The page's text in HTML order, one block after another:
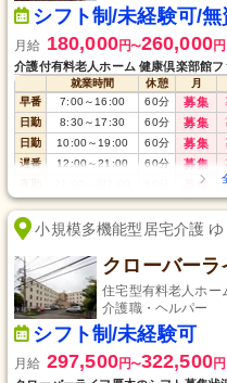
シフト制/未経験可/無
月給 180,000円〜260,000円
介護付有料老人ホーム 健康倶楽部館
就業時間 休憩 月
早番
7:00～ 16:00 60分 募集
日勤 8:30～ 17:30 60分 募集
日勤 10:00～ 19:00 60分 募集
遅番 12:00 ～21:00 60分 募集
募集
小規模多機能型居宅介護
クローバーラ
住宅型有料老人ホー
介護職・ヘルパー
シフト制/未経験可
月給 297,500円〜322,500円